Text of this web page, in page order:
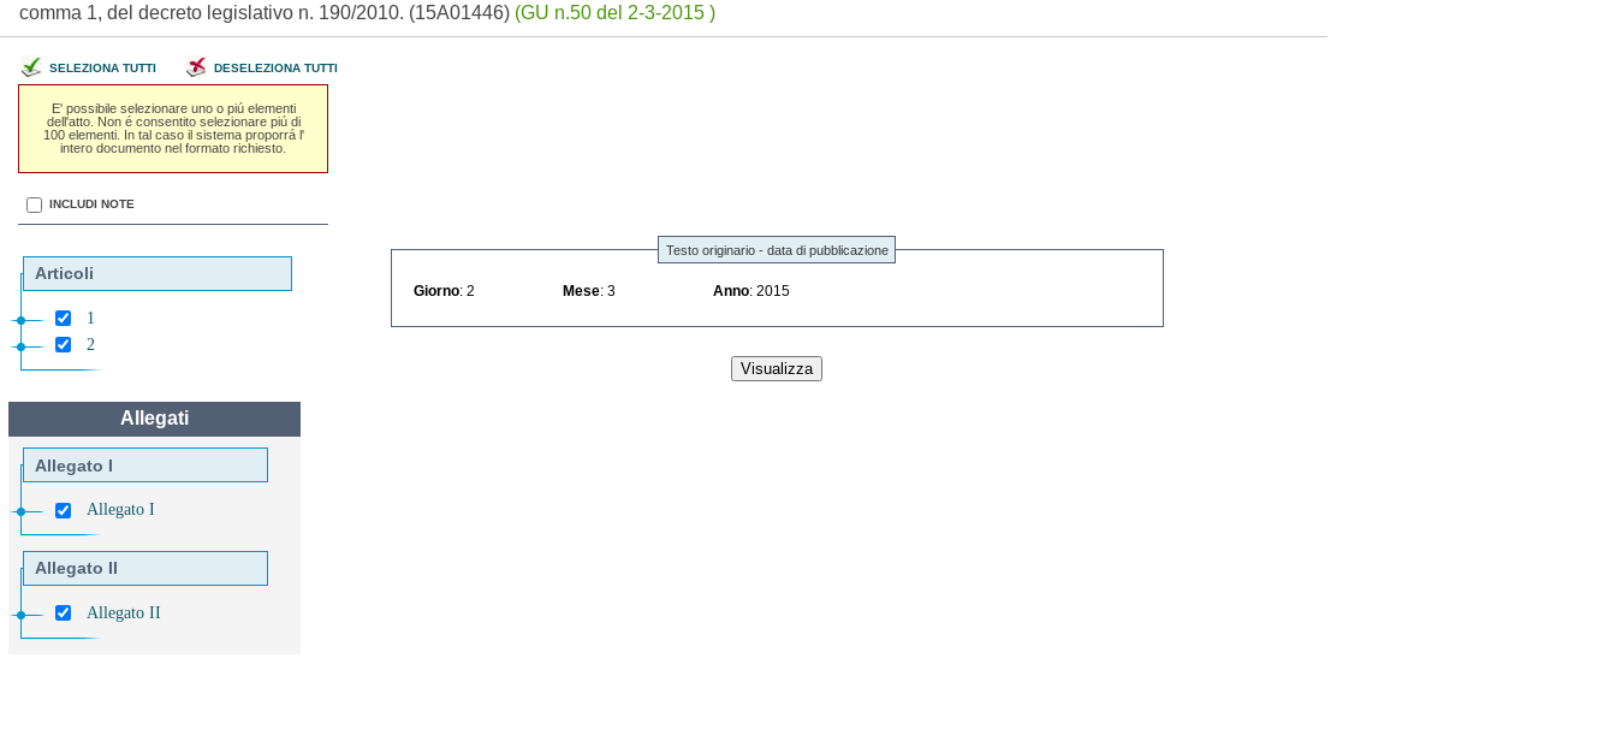
comma 1, del decreto legislativo n. 190/2010. (15A01446) (GU n.50 del 2-3-2015 )
SELEZIONA TUTTI DESELEZIONA TUTTI
E' possibile selezionare uno o piú elementi
dell'atto. Non é consentito selezionare piú di
100 elementi. In tal caso il sistema proporrá l'
intero documento nel formato richiesto.
INCLUDI NOTE
Articoli
1
2
Allegati
Allegato I
Allegato I
Allegato II
Allegato II
Testo originario - data di pubblicazione
Giorno : 2 Mese : 3 Anno : 2015